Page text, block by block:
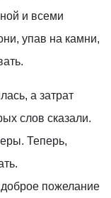
и всеми
упав на камни,
а затрат
слов сказали.
Теперь,
пожелание